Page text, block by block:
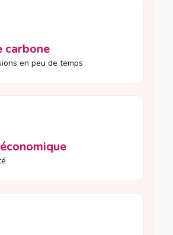
carbone
en peu de temps